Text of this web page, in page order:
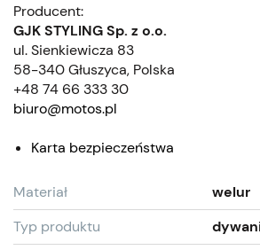
Producent:
GJK STYLING Sp. z o.o.
ul. Sienkiewicza 83
58-340 Głuszyca, Polska
+48 74 66 333 30
biuro@motos.pl
Karta bezpieczeństwa
Materiał
welur
Typ produktu